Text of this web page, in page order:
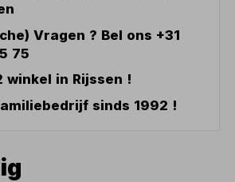
Vragen ? Bel ons +31
75
winkel in Rijssen !
sinds 1992 !